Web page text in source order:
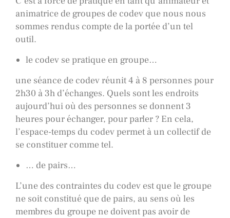
animatrice de groupes de codev que nous nous
sommes rendus compte de la portée d’un tel
outil.
le codev se pratique en groupe…
une séance de codev réunit 4 à 8 personnes pour
2h30 à 3h d’échanges. Quels sont les endroits
aujourd’hui où des personnes se donnent 3
heures pour échanger, pour parler ? En cela,
l’espace-temps du codev permet à un collectif de
se constituer comme tel.
… de pairs…
L’une des contraintes du codev est que le groupe
ne soit constitué que de pairs, au sens où les
membres du groupe ne doivent pas avoir de